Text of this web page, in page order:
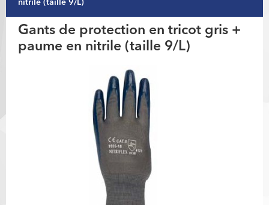
nitrile (taille 9/L)
Gants de protection en tricot gris +
paume en nitrile (taille 9/L)